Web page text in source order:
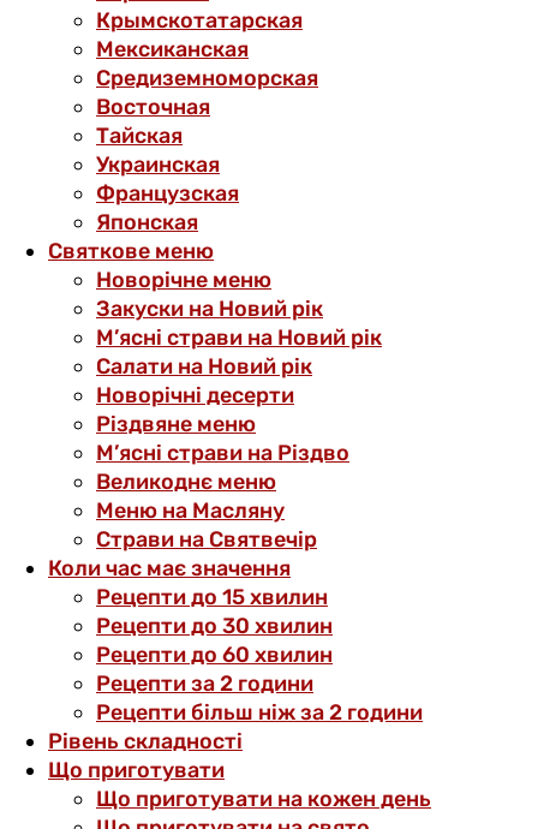
Крымскотатарская
Мексиканская
Средиземноморская
Восточная
Тайская
Украинская
Французская
Японская
Святкове меню
Новорічне меню
Закуски на Новий рік
М’ясні страви на Новий рік
Салати на Новий рік
Новорічні десерти
Різдвяне меню
М’ясні страви на Різдво
Великоднє меню
Меню на Масляну
Страви на Святвечір
Коли час має значення
Рецепти до 15 хвилин
Рецепти до 30 хвилин
Рецепти до 60 хвилин
Рецепти за 2 години
Рецепти більш ніж за 2 години
Рівень складності
Що приготувати
Що приготувати на кожен день